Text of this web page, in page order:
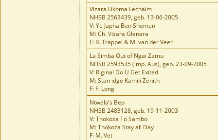
Vizara Likoma Lechaim
NHSB 2563439, geb. 13-06-2005
V: Ye Japha Ben Shemen
M: Ch. Vizara Glenara
F: R. Trappel & M. van der Veer
La Simba Out of Ngai Zamu
NHSB 2593535 (imp. Aus), geb. 23-09-2005
V: Riginal Do U Get Exited
M: Starridge Kamili Zenith
F: F. Long
Ntwela’s Bep
NHSB 2483128, geb. 19-11-2003
V: Thokoza To Sambo
M: Thokoza Stay all Day
F: M. Vet